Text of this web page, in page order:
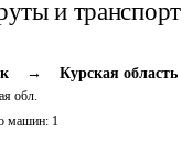
и транспорт
→
обл.
Курская область
машин: 1